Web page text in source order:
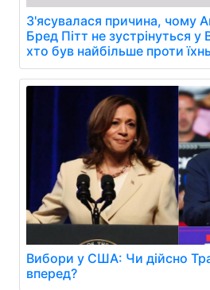
З'ясувалася причина, чому
Бред Пітт не зустрінуться у
хто був найбільше проти
Вибори у США: Чи дійсно
вперед?